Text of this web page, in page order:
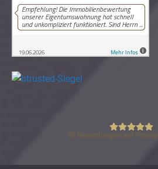
Lutz
58 Bewertungen auf